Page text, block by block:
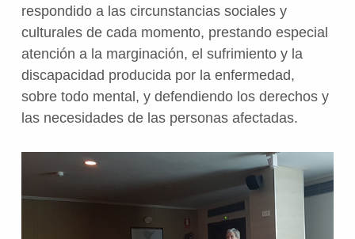
respondido a las circunstancias sociales y
culturales de cada momento, prestando especial
atención a la marginación, el sufrimiento y la
discapacidad producida por la enfermedad,
sobre todo mental, y defendiendo los derechos y
las necesidades de las personas afectadas.